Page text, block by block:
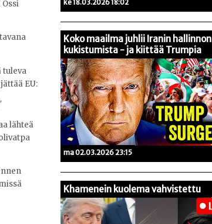
tuleva
EU:
lähteä
ke 18.03.2026 18:02
Koko maailma juhlii Iranin hallinnon
kukistumista - ja kiittää Trumpia
ma 02.03.2026 23:15
Khamenein kuolema vahvistettu